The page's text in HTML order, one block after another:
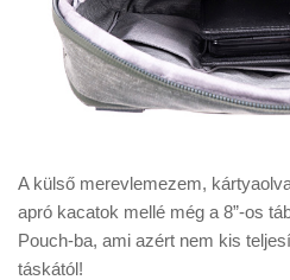
A külső merevlemezem,
apró kacatok mellé még a 8”-os
Pouch-ba, ami azért nem kis
táskától!